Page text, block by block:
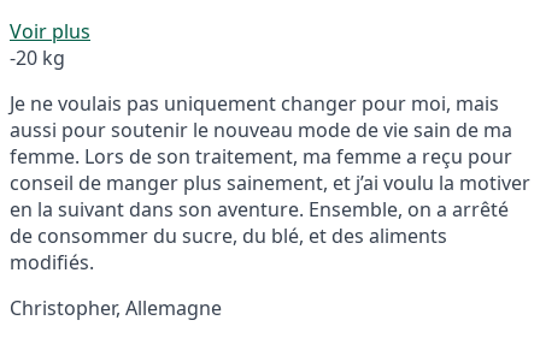
Voir plus
-20 kg
Je ne voulais pas uniquement changer pour moi, mais
aussi pour soutenir le nouveau mode de vie sain de ma
femme. Lors de son traitement, ma femme a reçu pour
conseil de manger plus sainement, et j’ai voulu la motiver
en la suivant dans son aventure. Ensemble, on a arrêté
de consommer du sucre, du blé, et des aliments
modifiés.
Christopher, Allemagne